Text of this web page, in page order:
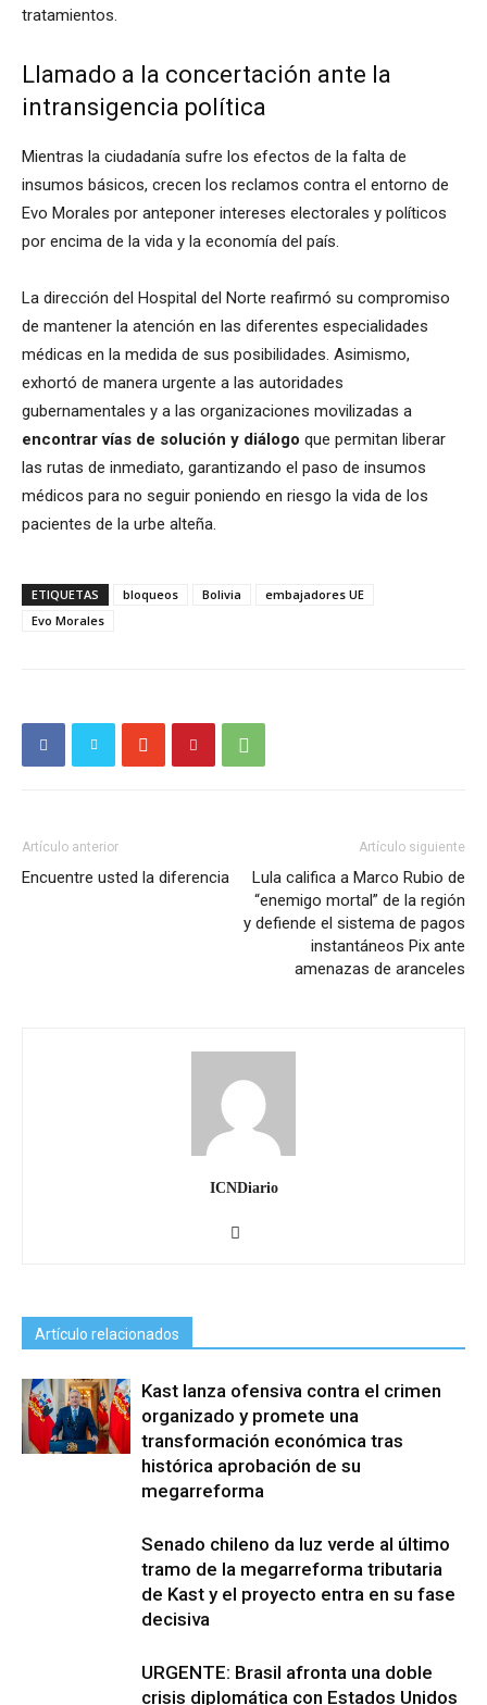
tratamientos.
Llamado a la concertación ante la
intransigencia política
Mientras la ciudadanía sufre los efectos de la falta de
insumos básicos, crecen los reclamos contra el entorno de
Evo Morales por anteponer intereses electorales y políticos
por encima de la vida y la economía del país.
La dirección del Hospital del Norte reafirmó su compromiso
de mantener la atención en las diferentes especialidades
médicas en la medida de sus posibilidades. Asimismo,
exhortó de manera urgente a las autoridades
gubernamentales y a las organizaciones movilizadas a
encontrar vías de solución y diálogo que permitan liberar
las rutas de inmediato, garantizando el paso de insumos
médicos para no seguir poniendo en riesgo la vida de los
pacientes de la urbe alteña.
ETIQUETAS bloqueos Bolivia
embajadores UE
Evo Morales
Artículo anterior
Encuentre usted la diferencia
Artículo siguiente
Lula califica a Marco Rubio de
“enemigo mortal” de la región
y defiende el sistema de pagos
instantáneos Pix ante
amenazas de aranceles
ICNDiario
Artículo relacionados
Kast lanza ofensiva contra el crimen
organizado y promete una
transformación económica tras
histórica aprobación de su
megarreforma
Senado chileno da luz verde al último
tramo de la megarreforma tributaria
de Kast y el proyecto entra en su fase
decisiva
URGENTE: Brasil afronta una doble
crisis diplomática con Estados Unidos